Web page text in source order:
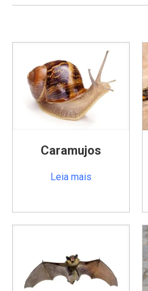
Caramujos
Leia mais